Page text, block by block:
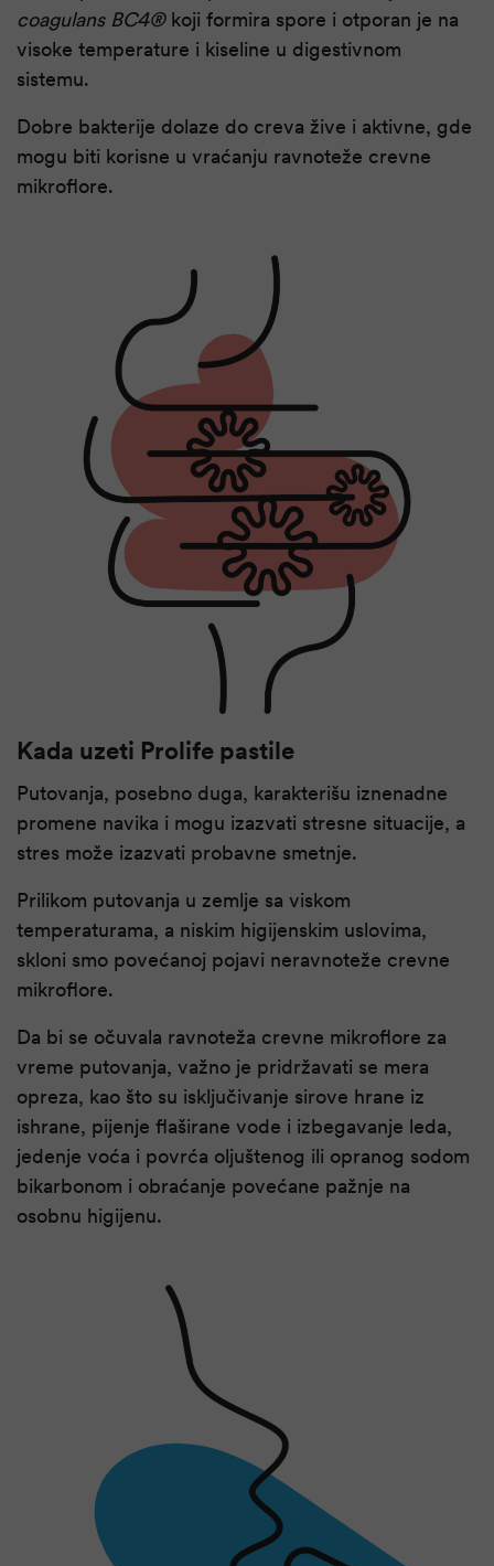
coagulans BC4®koji formira spore i otporan je na
visoke temperature i kiseline u digestivnom
sistemu.
Dobre bakterije dolaze do creva žive i aktivne, gde
mogu biti korisne u vraćanju ravnoteže crevne
mikroflore.
Kada uzeti Prolife pastile
Putovanja, posebno duga, karakterišu iznenadne
promene navika i mogu izazvati stresne situacije, a
stres može izazvati probavne smetnje.
Prilikom putovanja u zemlje sa viskom
temperaturama, a niskim higijenskim uslovima,
skloni smo povećanoj pojavi neravnoteže crevne
mikroflore.
Da bi se očuvala ravnoteža crevne mikroflore za
vreme putovanja, važno je pridržavati se mera
opreza, kao što su isključivanje sirove hrane iz
ishrane, pijenje flaširane vode i izbegavanje leda,
jedenje voća i povrća oljuštenog ili opranog sodom
bikarbonom i obraćanje povećane pažnje na
osobnu higijenu.